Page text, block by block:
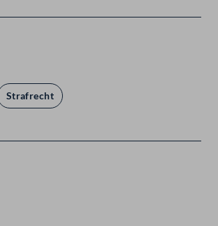
Strafrecht